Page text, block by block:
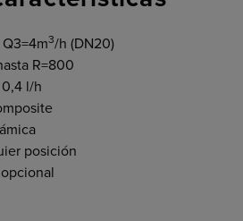
Q3=4m3/h (DN20)
R=800
l/h
posición